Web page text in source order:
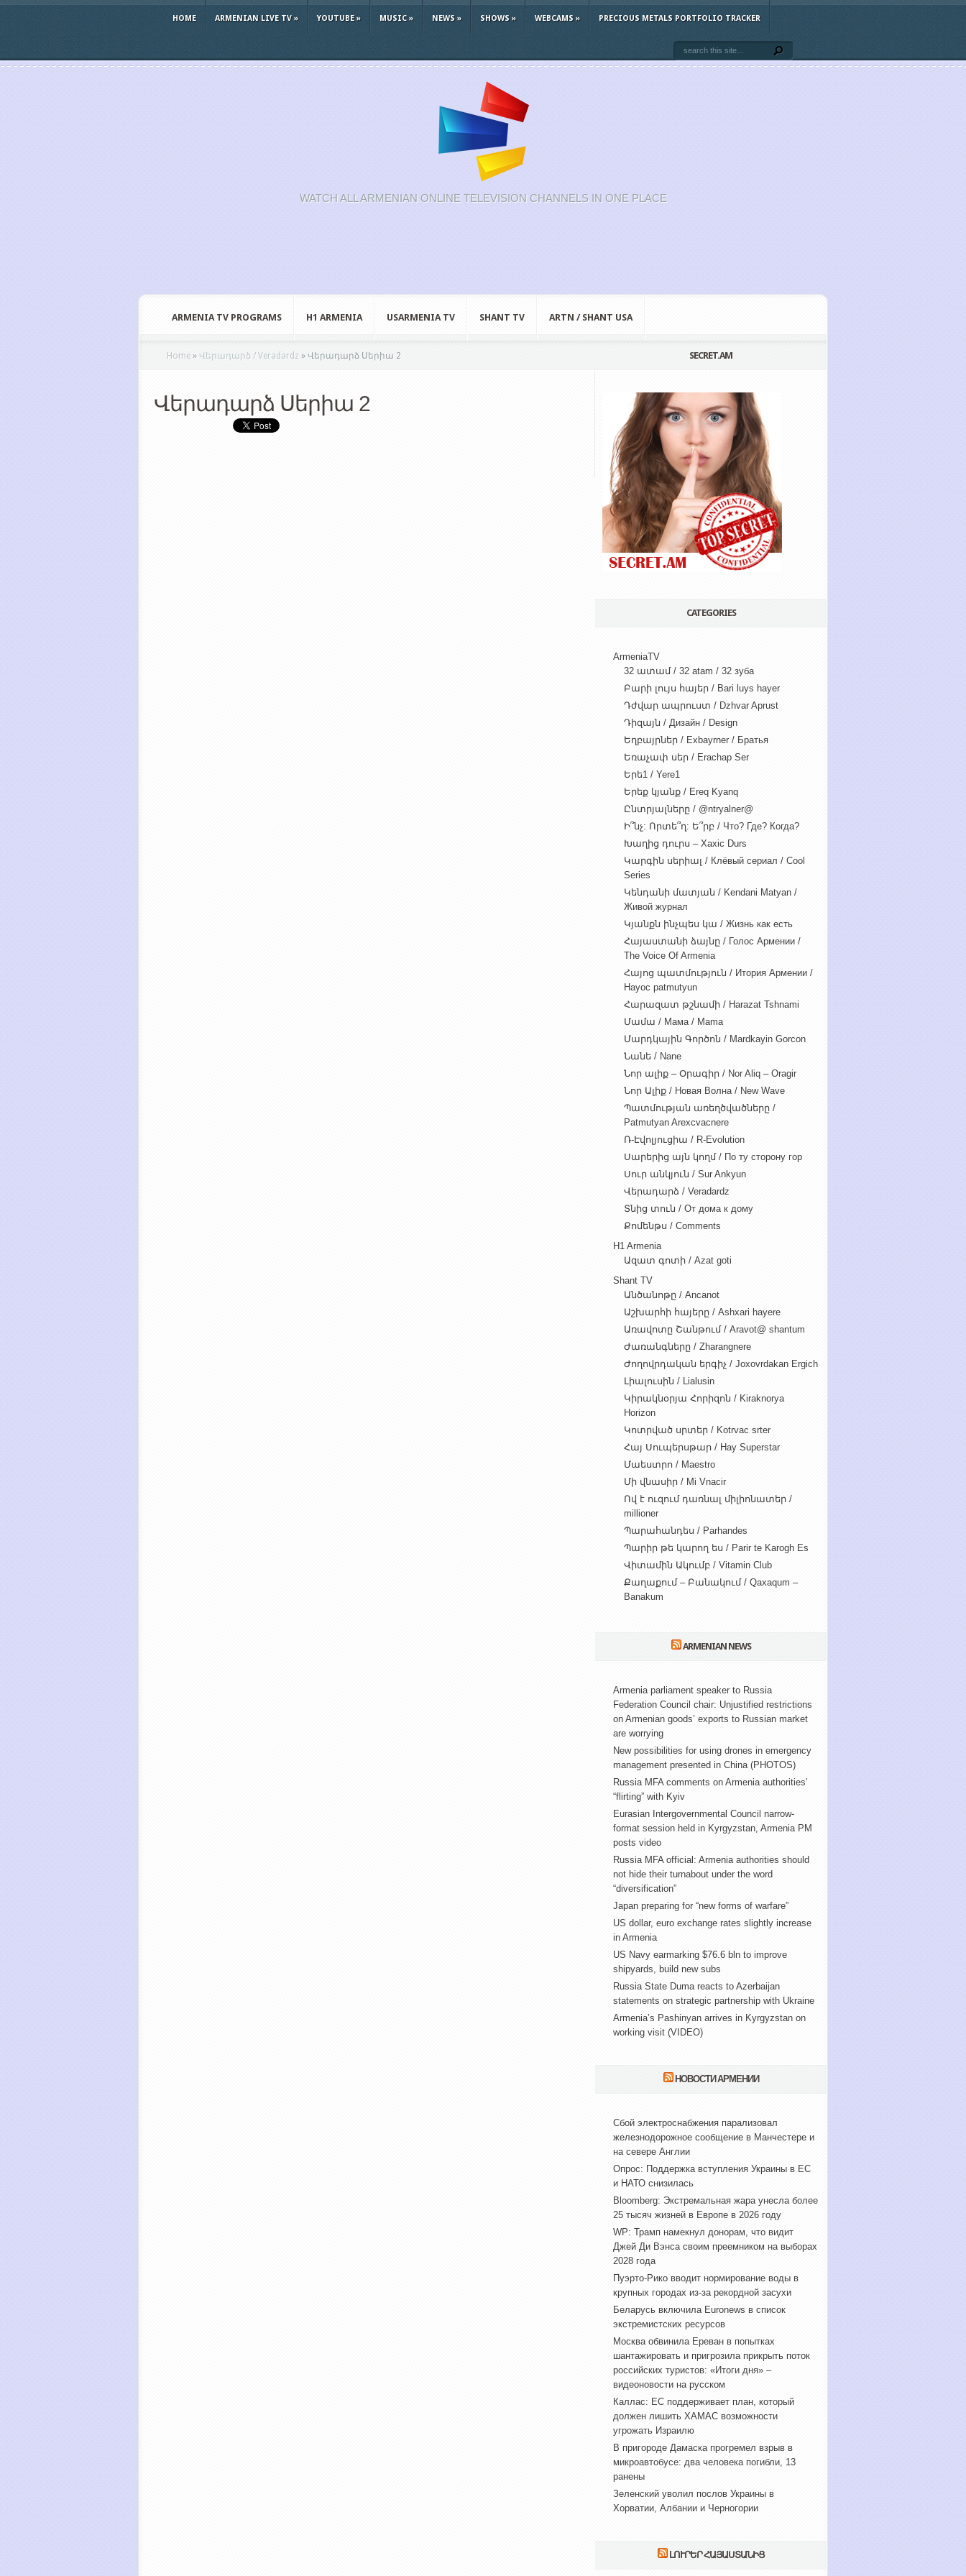
HOME ARMENIAN LIVE TV» YOUTUBE» MUSIC» NEWS » SHOWS » WEBCAMS » PRECIOUS METALS PORTFOLIO TRACKER
WATCH ALL ARMENIAN ONLINE TELEVISION CHANNELS IN ONE PLACE
ARMENIA TV PROGRAMS H1 ARMENIA USARMENIA TV SHANT TV ARTN / SHANT USA
Home » Վերադարձ / Veradardz » Վերադարձ Սերիա 2
Վերադարձ Սերիա 2
SECRET.AM
CATEGORIES
ArmeniaTV
32 ատամ / 32 atam / 32 зуба
Բարի լույս հայեր / Bari luys hayer
Դժվար ապրուստ / Dzhvar Aprust
Դիզայն / Дизайн / Design
Եղբայրներ / Exbayrner / Братья
Եռաչափ սեր / Erachap Ser
Երե1 / Yere1
Երեք կյանք / Ereq Kyanq
Ընտրյալները / @ntryalner@
Ի՞նչ: Որտե՞ղ: Ե՞րբ / Что? Где? Когда?
Խաղից դուրս – Xaxic Durs
Կարգին սերիալ / Клёвый сериал / Cool
Series
Կենդանի մատյան / Kendani Matyan /
Живой журнал
Կյանքն ինչպես կա / Жизнь как есть
Հայաստանի ձայնը / Голос Армении /
The Voice Of Armenia
Հայոց պատմություն / Итория Армении /
Hayoc patmutyun
Հարազատ թշնամի / Harazat Tshnami
Մամա / Мама / Mama
Մարդկային Գործոն / Mardkayin Gorcon
Նանե / Nane
Նոր ալիք – Օրագիր / Nor Aliq – Oragir
Նոր Ալիք / Новая Волна / New Wave
Պատմության առեղծվածները /
Patmutyan Arexcvacnere
Ռ-Էվոլյուցիա / R-Evolution
Սարերից այն կողմ / По ту сторону гор
Սուր անկյուն / Sur Ankyun
Վերադարձ / Veradardz
Տնից տուն / От дома к дому
Քոմենթս / Comments
H1 Armenia
Ազատ գոտի / Azat goti
Shant TV
Անծանոթը / Ancanot
Աշխարհի հայերը / Ashxari hayere
Առավոտը Շանթում / Aravot@ shantum
Ժառանգները / Zharangnere
Ժողովրդական երգիչ / Joxovrdakan Ergich
Լիալուսին / Lialusin
Կիրակնօրյա Հորիզոն / Kiraknorya
Horizon
Կոտրված սրտեր / Kotrvac srter
Հայ Սուպերսթար / Hay Superstar
Մաեստրո / Maestro
Մի վնասիր / Mi Vnacir
Ով է ուզում դառնալ միլիոնատեր /
millioner
Պարահանդես / Parhandes
Պարիր թե կարող ես / Parir te Karogh Es
Վիտամին Ակումբ / Vitamin Club
Քաղաքում – Բանակում / Qaxaqum –
Banakum
ARMENIAN NEWS
Armenia parliament speaker to Russia
Federation Council chair: Unjustified restrictions
on Armenian goods’ exports to Russian market
are worrying
New possibilities for using drones in emergency
management presented in China (PHOTOS)
Russia MFA comments on Armenia authorities’
“flirting” with Kyiv
Eurasian Intergovernmental Council narrow-
format session held in Kyrgyzstan, Armenia PM
posts video
Russia MFA official: Armenia authorities should
not hide their turnabout under the word
“diversification”
Japan preparing for “new forms of warfare”
US dollar, euro exchange rates slightly increase
in Armenia
US Navy earmarking $76.6 bln to improve
shipyards, build new subs
Russia State Duma reacts to Azerbaijan
statements on strategic partnership with Ukraine
Armenia’s Pashinyan arrives in Kyrgyzstan on
working visit (VIDEO)
НОВОСТИ АРМЕНИИ
Сбой электроснабжения парализовал
железнодорожное сообщение в Манчестере и
на севере Англии
Опрос: Поддержка вступления Украины в ЕС
и НАТО снизилась
Bloomberg: Экстремальная жара унесла более
25 тысяч жизней в Европе в 2026 году
WP: Трамп намекнул донорам, что видит
Джей Ди Вэнса своим преемником на выборах
2028 года
Пуэрто-Рико вводит нормирование воды в
крупных городах из-за рекордной засухи
Беларусь включила Euronews в список
экстремистских ресурсов
Москва обвинила Ереван в попытках
шантажировать и пригрозила прикрыть поток
российских туристов: «Итоги дня» –
видеоновости на русском
Каллас: ЕС поддерживает план, который
должен лишить ХАМАС возможности
угрожать Израилю
В пригороде Дамаска прогремел взрыв в
микроавтобусе: два человека погибли, 13
ранены
Зеленский уволил послов Украины в
Хорватии, Албании и Черногории
ԼՈՒՐԵՐ ՀԱՅԱՍՏԱՆԻՑ